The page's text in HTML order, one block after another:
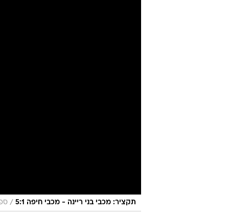
תקציר: מכבי בני ריינה - מכבי חיפה 5:1 /